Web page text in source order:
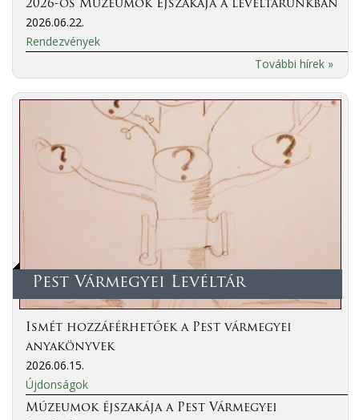
2026-os Múzeumok Éjszakája a levéltárunkban
2026.06.22.
Rendezvények
További hírek »
Pest Vármegyei Levéltár
Ismét hozzáférhetőek a Pest vármegyei
anyakönyvek
2026.06.15.
Újdonságok
Múzeumok éjszakája a Pest Vármegyei